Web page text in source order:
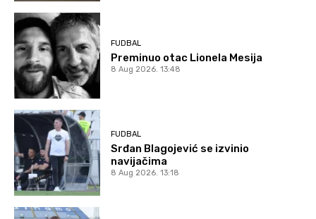
FUDBAL
Preminuo otac Lionela Mesija
8 Aug 2026. 13:48
FUDBAL
Srđan Blagojević se izvinio
navijačima
8 Aug 2026. 13:18